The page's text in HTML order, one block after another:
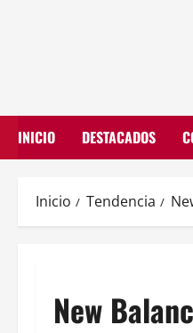
INICIO DESTACADOS
Inicio Tendencia
New